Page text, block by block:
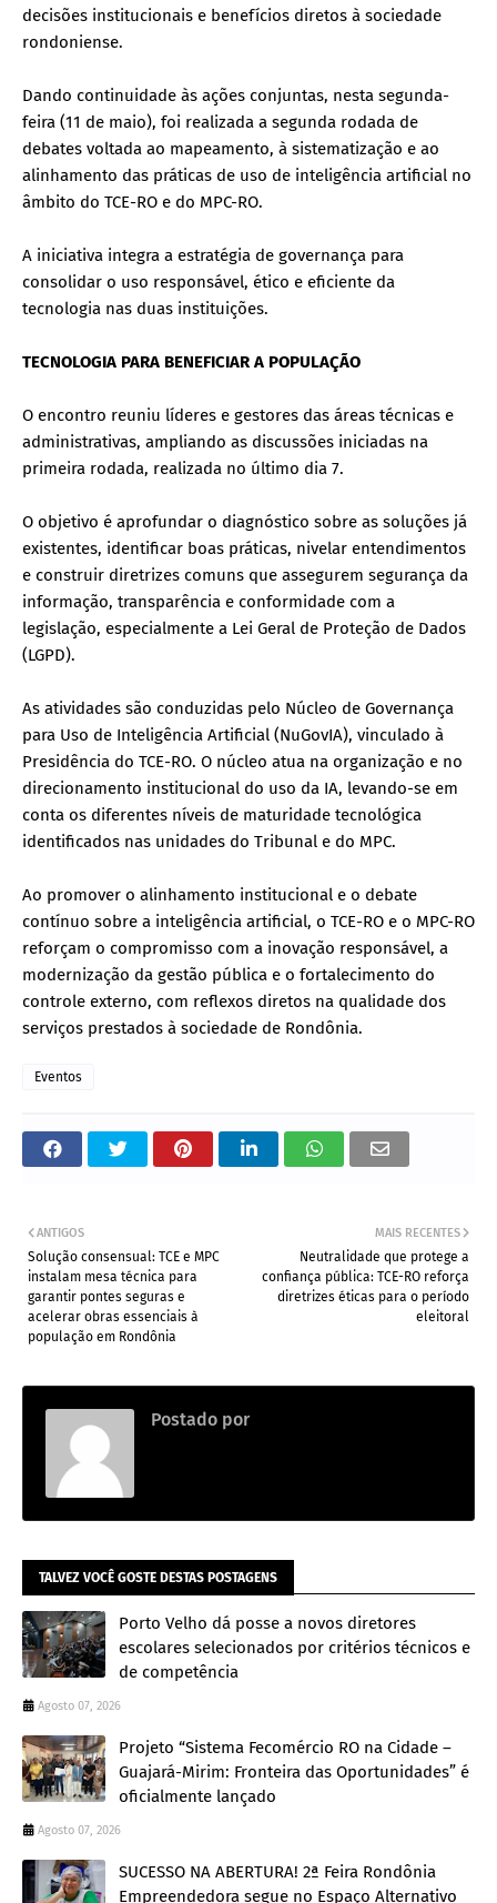
decisões institucionais e benefícios diretos à sociedade
rondoniense.
Dando continuidade às ações conjuntas, nesta segunda-
feira (11 de maio), foi realizada a segunda rodada de
debates voltada ao mapeamento, à sistematização e ao
alinhamento das práticas de uso de inteligência artificial no
âmbito do TCE-RO e do MPC-RO.
A iniciativa integra a estratégia de governança para
consolidar o uso responsável, ético e eficiente da
tecnologia nas duas instituições.
TECNOLOGIA PARA BENEFICIAR A POPULAÇÃO
O encontro reuniu líderes e gestores das áreas técnicas e
administrativas, ampliando as discussões iniciadas na
primeira rodada, realizada no último dia 7.
O objetivo é aprofundar o diagnóstico sobre as soluções já
existentes, identificar boas práticas, nivelar entendimentos
e construir diretrizes comuns que assegurem segurança da
informação, transparência e conformidade com a
legislação, especialmente a Lei Geral de Proteção de Dados
(LGPD).
As atividades são conduzidas pelo Núcleo de Governança
para Uso de Inteligência Artificial (NuGovIA), vinculado à
Presidência do TCE-RO. O núcleo atua na organização e no
direcionamento institucional do uso da IA, levando-se em
conta os diferentes níveis de maturidade tecnológica
identificados nas unidades do Tribunal e do MPC.
Ao promover o alinhamento institucional e o debate
contínuo sobre a inteligência artificial, o TCE-RO e o MPC-RO
reforçam o compromisso com a inovação responsável, a
modernização da gestão pública e o fortalecimento do
controle externo, com reflexos diretos na qualidade dos
serviços prestados à sociedade de Rondônia.
Eventos
MAIS RECENTES
Neutralidade que protege a
confiança pública: TCE-RO reforça
diretrizes éticas para o período
eleitoral
ANTIGOS
Solução consensual: TCE e MPC
instalam mesa técnica para
garantir pontes seguras e
acelerar obras essenciais à
população em Rondônia
Postado por
TALVEZ VOCÊ GOSTE DESTAS POSTAGENS
Porto Velho dá posse a novos diretores
escolares selecionados por critérios técnicos e
de competência
Agosto 07, 2026
Projeto “Sistema Fecomércio RO na Cidade –
Guajará-Mirim: Fronteira das Oportunidades” é
oficialmente lançado
Agosto 07, 2026
SUCESSO NA ABERTURA! 2ª Feira Rondônia
Empreendedora segue no Espaço Alternativo